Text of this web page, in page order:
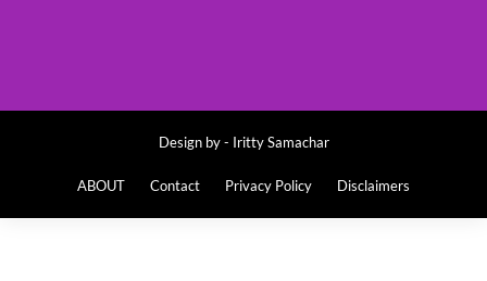
Design by - Iritty Samachar
ABOUT Contact Privacy Policy Disclaimers